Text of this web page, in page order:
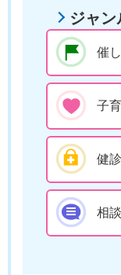
ジャン
催し
子
健
相談